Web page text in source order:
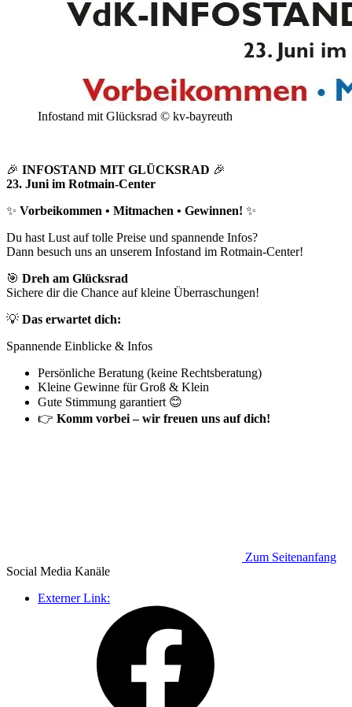
Infostand mit Glücksrad © kv-bayreuth
🎉 INFOSTAND MIT GLÜCKSRAD 🎉
23. Juni im Rotmain-Center
✨ Vorbeikommen • Mitmachen • Gewinnen! ✨
Du hast Lust auf tolle Preise und spannende Infos?
Dann besuch uns an unserem Infostand im Rotmain-Center!
🎯 Dreh am Glücksrad
Sichere dir die Chance auf kleine Überraschungen!
💡 Das erwartet dich:
Spannende Einblicke & Infos
Persönliche Beratung (keine Rechtsberatung)
Kleine Gewinne für Groß & Klein
Gute Stimmung garantiert 😊
👉 Komm vorbei – wir freuen uns auf dich!
Zum Seitenanfang
Social Media Kanäle
Externer Link: